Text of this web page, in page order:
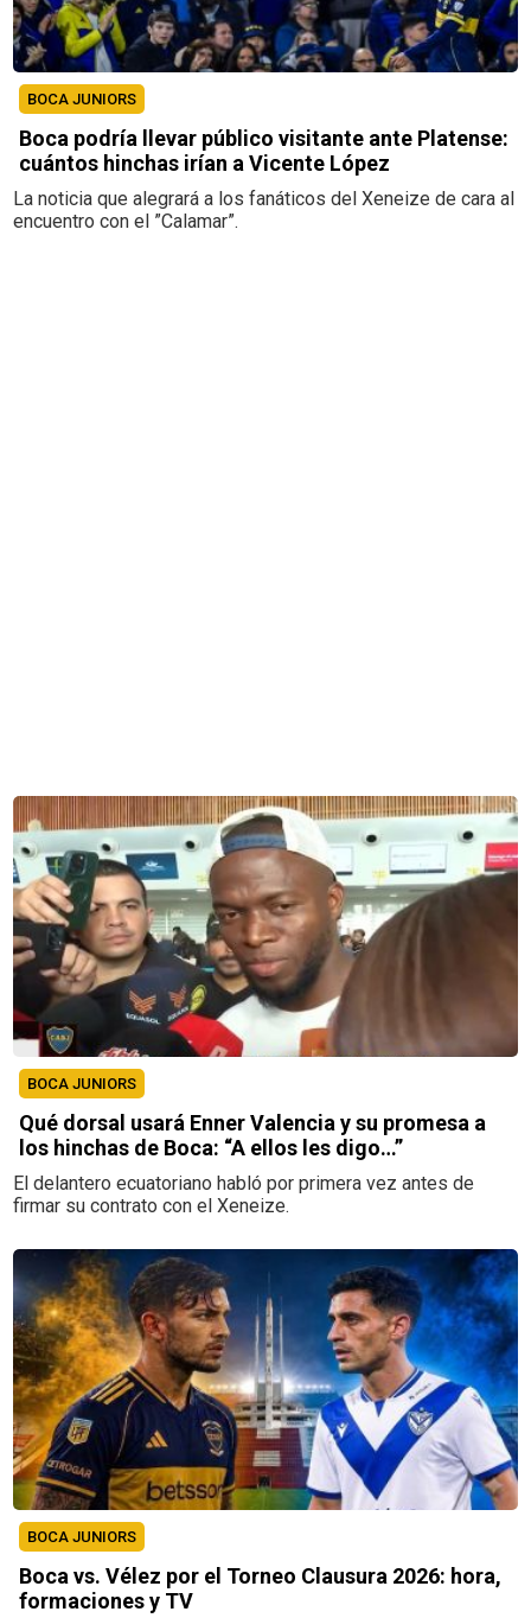
BOCA JUNIORS
Boca podría llevar público visitante ante Platense:
cuántos hinchas irían a Vicente López
La noticia que alegrará a los fanáticos del Xeneize de cara al
encuentro con el ”Calamar”.
BOCA JUNIORS
Qué dorsal usará Enner Valencia y su promesa a
los hinchas de Boca: “A ellos les digo…”
El delantero ecuatoriano habló por primera vez antes de
firmar su contrato con el Xeneize.
BOCA JUNIORS
Boca vs. Vélez por el Torneo Clausura 2026: hora,
formaciones y TV